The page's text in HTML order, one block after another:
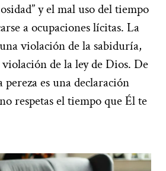
y el mal uso del tiempo
a ocupaciones lícitas. La
violación de la sabiduría,
de la ley de Dios. De
pereza es una declaración
respetas el tiempo que Él te